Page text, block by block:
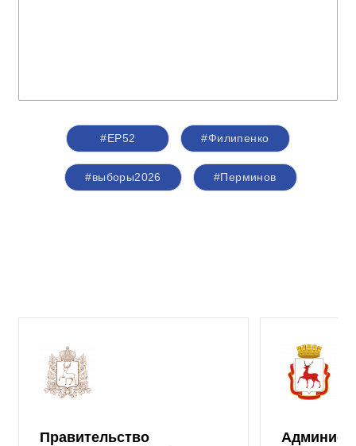
#ЕР52 #Филипенко
#выборы2026 #Перминов
Правительство